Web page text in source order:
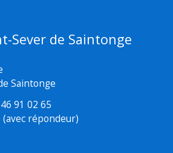
Sever de Saintonge
Saintonge
91 02 65
(avec répondeur)